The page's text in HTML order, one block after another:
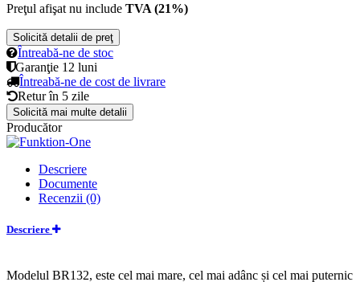
Preţul afişat nu include TVA (21%)
Solicită detalii de preţ
Întreabă-ne de stoc
Garanţie 12 luni
Întreabă-ne de cost de livrare
Retur în 5 zile
Solicită mai multe detalii
Producător
Descriere
Documente
Recenzii (0)
Descriere
Modelul BR132, este cel mai mare, cel mai adânc și cel mai puternic